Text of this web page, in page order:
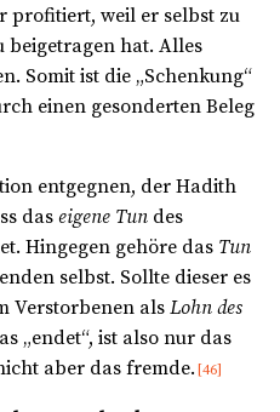
profitiert, weil er selbst zu
beigetragen hat. Alles
Somit ist die „Schenkung“
einen gesonderten Beleg
entgegnen, der Hadith
daseigene Tun des
Hingegen gehöre das Tun
selbst. Sollte dieser es
Verstorbenen als Lohn des
„endet“, ist also nur das
aber das fremde. [46]